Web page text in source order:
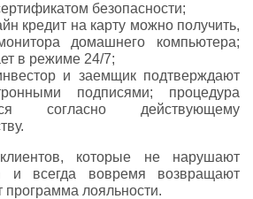
безопасности;
кредит на карту можно получить,
домашнего компьютера;
в режиме 24/7;
и заемщик подтверждают
подписями; процедура
согласно действующему
которые не нарушают
и всегда вовремя возвращают
программа лояльности.